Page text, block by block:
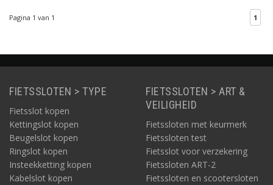
Pagina 1 van 1 1
FIETSSLOTEN > TYPE
Fietsslot kopen
Kettingslot kopen
Beugelslot kopen
Ringslot kopen
Insteekketting kopen
Kabelslot kopen
FIETSSLOTEN > ART &
VEILIGHEID
Fietssloten met keurmerk
Fietssloten test
Fietsslot voor verzekering
Fietssloten ART-2
Fietssloten en scootersloten